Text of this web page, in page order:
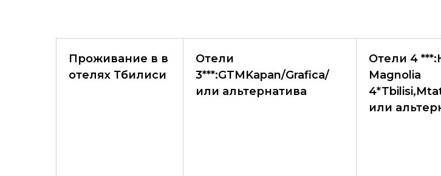
Проживание в в
отелях Тбилиси
Отели
3***:GTMKapan/Grafica/
или альтернатива
Отели 4
Magnolia
или